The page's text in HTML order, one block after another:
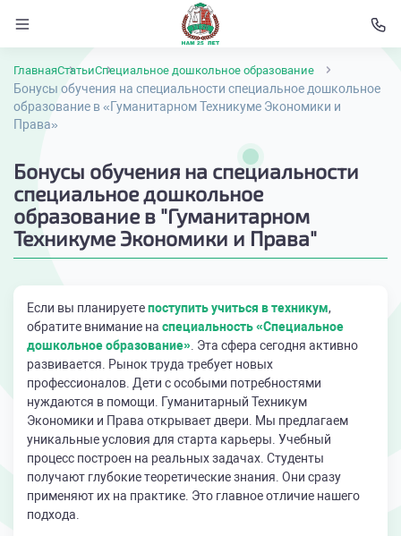
ГлавнаяСтатьиСпециальное дошкольное образование
Бонусы обучения на специальности специальное дошкольное
образование в «Гуманитарном Техникуме Экономики и
Права»
Бонусы обучения на специальности
специальное дошкольное
образование в "Гуманитарном
Техникуме Экономики и Права"
Если вы планируетепоступить учиться в техникум,
обратите внимание на специальность «Специальное
дошкольное образование» . Эта сфера сегодня активно
развивается. Рынок труда требует новых
профессионалов. Дети с особыми потребностями
нуждаются в помощи. Гуманитарный Техникум
Экономики и Права открывает двери. Мы предлагаем
уникальные условия для старта карьеры. Учебный
процесс построен на реальных задачах. Студенты
получают глубокие теоретические знания. Они сразу
применяют их на практике. Это главное отличие нашего
подхода.